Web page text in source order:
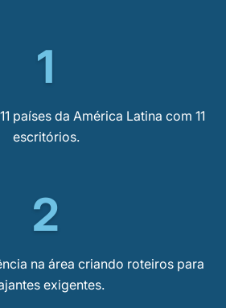
1
países da América Latina com 11
escritórios.
2
na área criando roteiros para
exigentes.